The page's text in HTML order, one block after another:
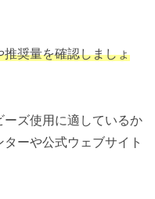
奨量を確認しましょ
ズ使用に適しているか
ーや公式ウェブサイト